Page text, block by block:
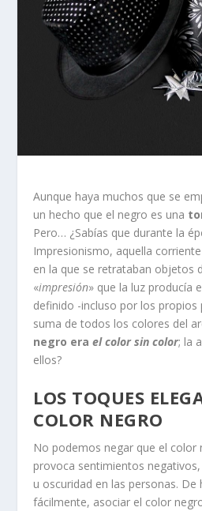
Aunque haya muchos que se
un hecho que el negro es una
Pero… ¿Sabías que durante la
Impresionismo, aquella
en la que se retrataban objetos
«impresión» que la luz producía
definido -incluso por los
suma de todos los colores del
negro erael color sin color; la
ellos?
LOS TOQUES
COLOR NEGRO
No podemos negar que el color
provoca sentimientos
u oscuridad en las personas.
fácilmente, asociar el color